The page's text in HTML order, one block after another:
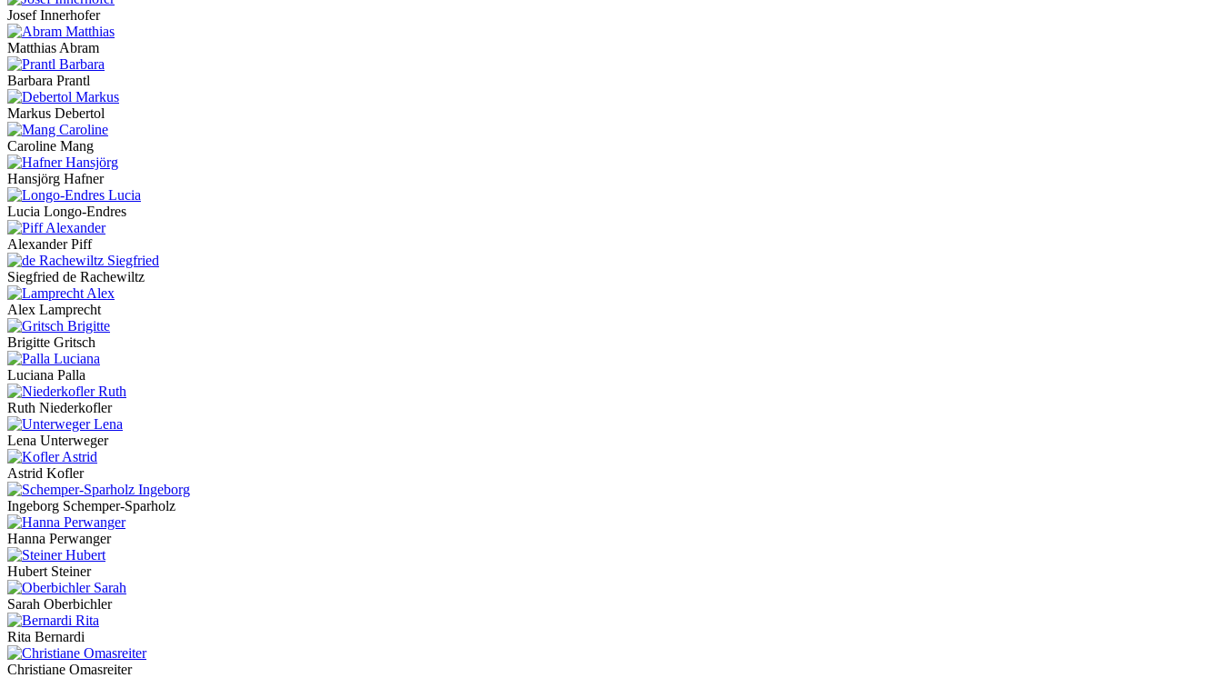
Josef Innerhofer
Matthias Abram
Barbara Prantl
Markus Debertol
Caroline Mang
Hansjörg Hafner
Lucia Longo-Endres
Alexander Piff
Siegfried de Rachewiltz
Alex Lamprecht
Brigitte Gritsch
Luciana Palla
Ruth Niederkofler
Lena Unterweger
Astrid Kofler
Ingeborg Schemper-Sparholz
Hanna Perwanger
Hubert Steiner
Sarah Oberbichler
Rita Bernardi
Christiane Omasreiter